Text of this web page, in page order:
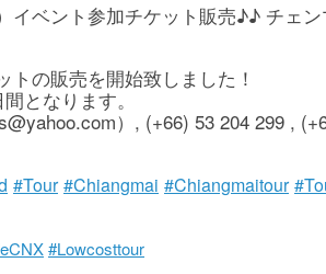
イベント参加チケット販売♪♪ チェ
の販売を開始致しました！
となります。
）, (+66) 53 204 299 ,
#Tour #Chiangmai #Chiangmaitour
#Lowcosttour